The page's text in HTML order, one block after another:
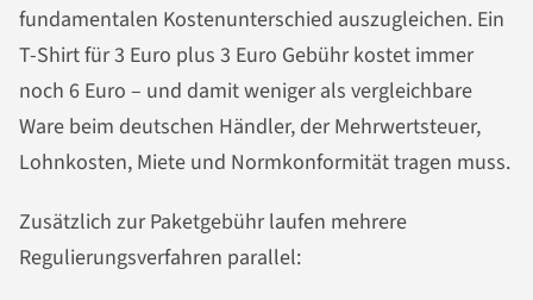
fundamentalen Kostenunterschied auszugleichen. Ein
T-Shirt für 3 Euro plus 3 Euro Gebühr kostet immer
noch 6 Euro – und damit weniger als vergleichbare
Ware beim deutschen Händler, der Mehrwertsteuer,
Lohnkosten, Miete und Normkonformität tragen muss.
Zusätzlich zur Paketgebühr laufen mehrere
Regulierungsverfahren parallel: